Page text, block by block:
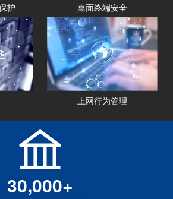
护 桌面终端安全
上网行为管理
30,000+